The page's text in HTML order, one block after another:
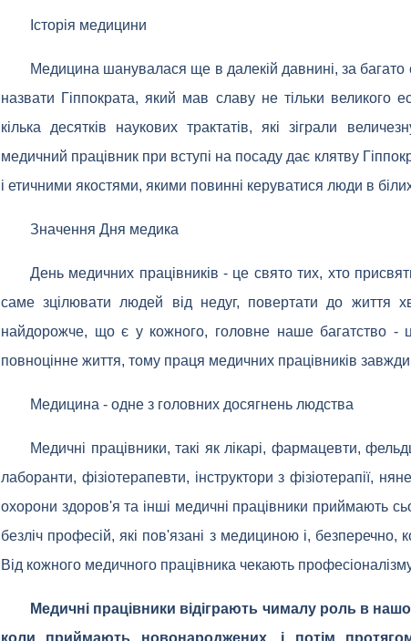
Історія медицини
Медицина шанувалася ще в далекій давнині, за багато
назвати Гіппократа, який мав славу не тільки великого
кілька десятків наукових трактатів, які зіграли
медичний працівник при вступі на посаду дає клятву
і етичними якостями, якими повинні керуватися люди в
Значення Дня медика
День медичних працівників - це свято тих, хто
саме зцілювати людей від недуг, повертати до життя
найдорожче, що є у кожного, головне наше багатство -
повноцінне життя, тому праця медичних працівників
Медицина - одне з головних досягнень людства
Медичні працівники, такі як лікарі, фармацевти,
лаборанти, фізіотерапевти, інструктори з фізіотерапії,
охорони здоров'я та інші медичні працівники приймають
безліч професій, які пов'язані з медициною і, безперечно,
Від кожного медичного працівника чекають
Медичні працівники відіграють чималу роль в
коли приймають новонароджених, і потім